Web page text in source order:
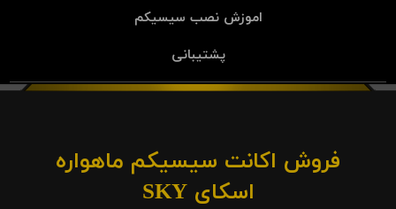
اموزش نصب سیسیکم
پشتیبانی
فروش اکانت سیسیکم ماهواره
اسکای SKY